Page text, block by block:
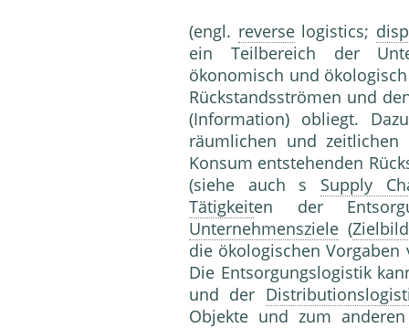
(engl. reverselogistics;
ein Teilbereich der
ökonomisch und
Rückstandsströmen und
(Information) obliegt.
räumlichen und zeitlichen
Konsum entstehenden
(siehe auch s Supply
Tätigkeiten der
Unternehmensziele (
die ökologischen
Die Entsorgungslogistik
und der
Objekte und zum